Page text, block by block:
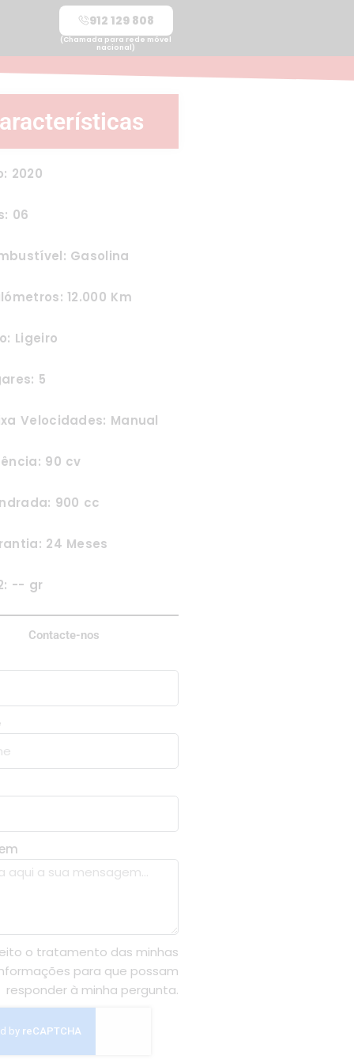
912 129 808
(Chamada para rede móvel
nacional)
2020
06
Gasolina
12.000 Km
Ligeiro
5
Velocidades: Manual
90 cv
900 cc
24 Meses
-- gr
Contacte-nos
o tratamento das minhas
para que possam
responder à minha pergunta.